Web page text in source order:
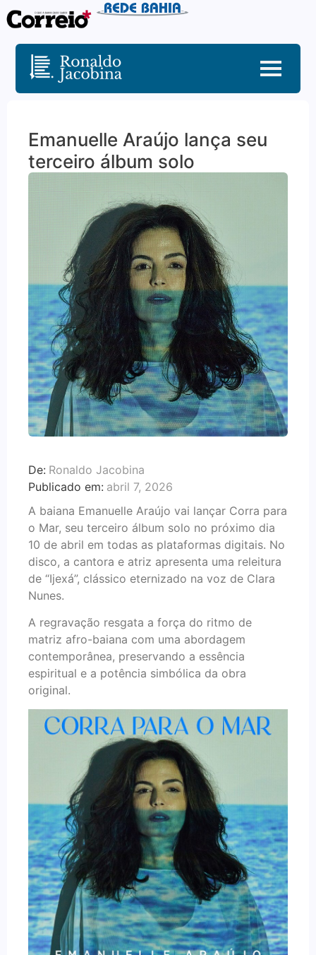
Emanuelle Araújo lança seu
terceiro álbum solo
De: Ronaldo Jacobina
Publicado em: abril 7, 2026
A baiana Emanuelle Araújo vai lançar Corra para
o Mar, seu terceiro álbum solo no próximo dia
10 de abril em todas as plataformas digitais. No
disco, a cantora e atriz apresenta uma releitura
de “Ijexá”, clássico eternizado na voz de Clara
Nunes.
A regravação resgata a força do ritmo de
matriz afro-baiana com uma abordagem
contemporânea, preservando a essência
espiritual e a potência simbólica da obra
original.